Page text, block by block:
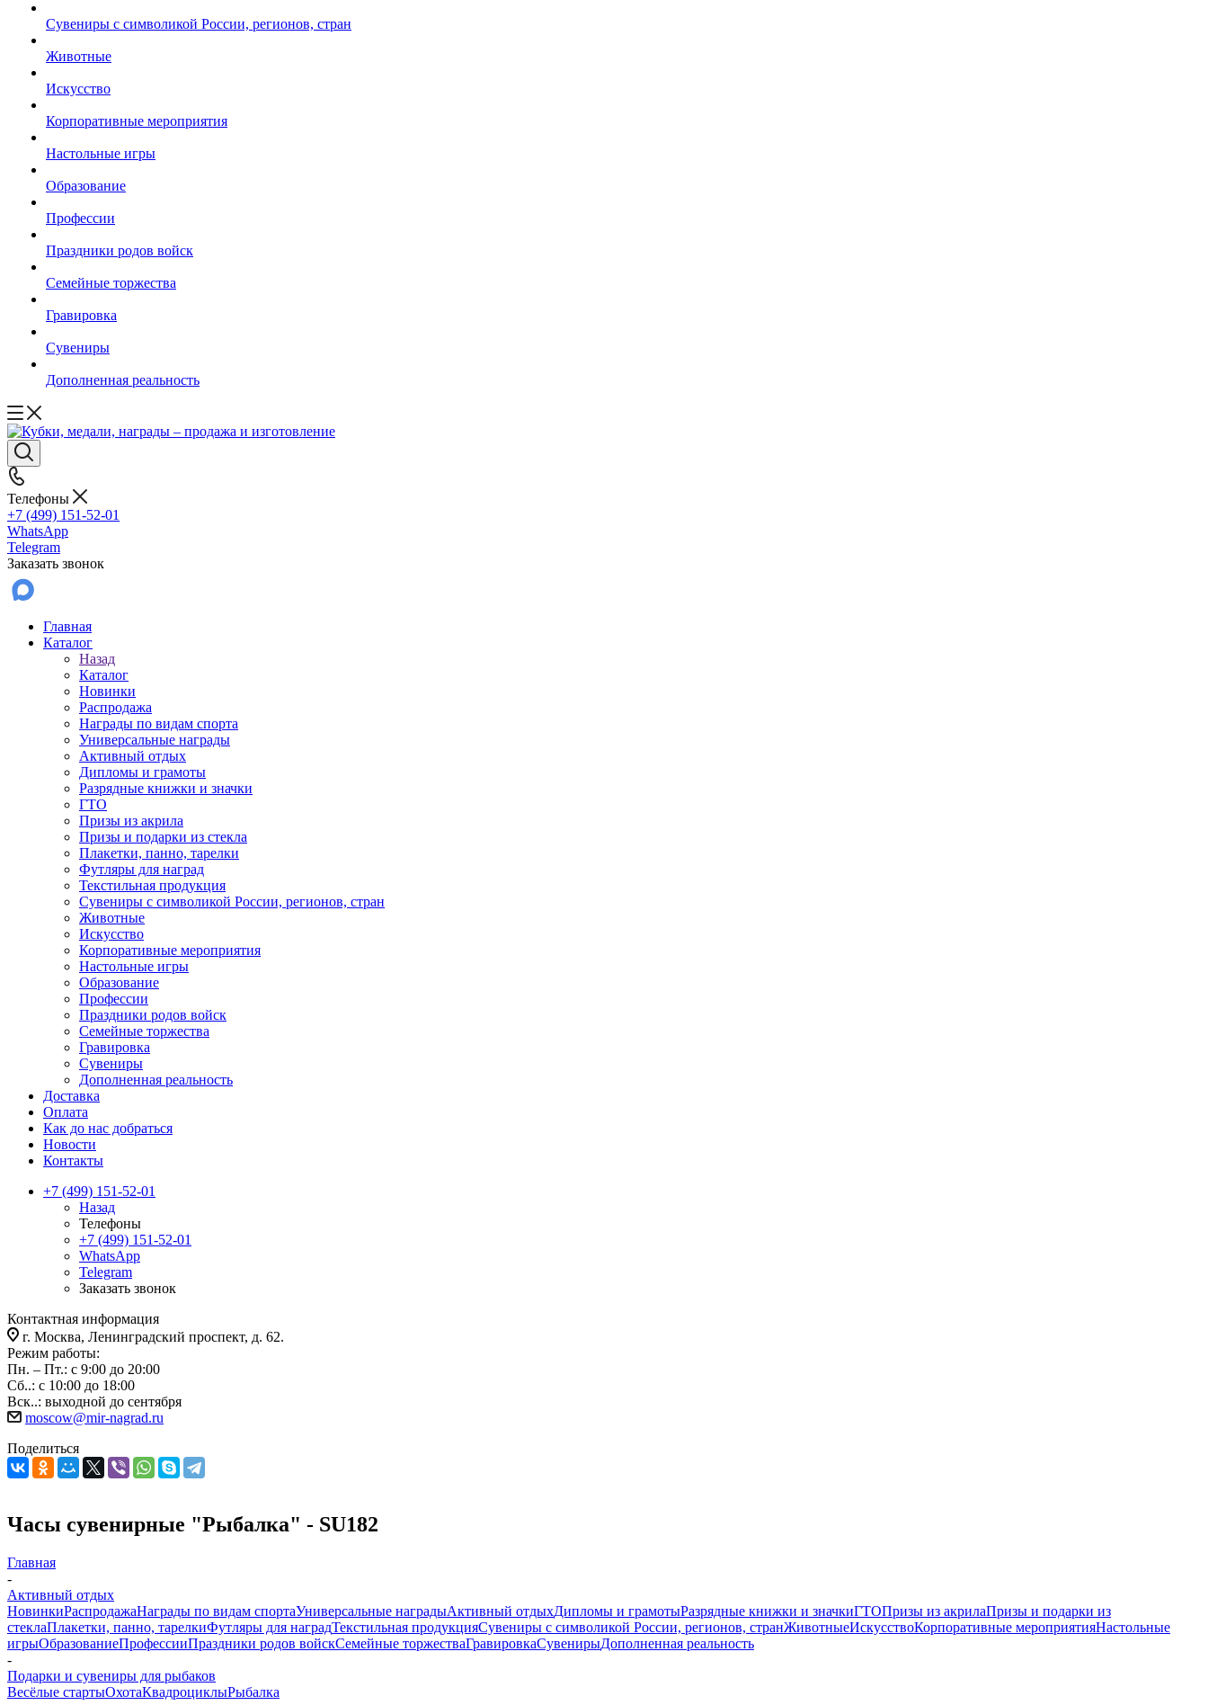
Сувениры с символикой России, регионов, стран
Животные
Искусство
Корпоративные мероприятия
Настольные игры
Образование
Профессии
Праздники родов войск
Семейные торжества
Гравировка
Сувениры
Дополненная реальность
Телефоны
+7 (499) 151-52-01
WhatsApp
Telegram
Заказать звонок
Главная
Каталог
Назад
Каталог
Новинки
Распродажа
Награды по видам спорта
Универсальные награды
Активный отдых
Дипломы и грамоты
Разрядные книжки и значки
ГТО
Призы из акрила
Призы и подарки из стекла
Плакетки, панно, тарелки
Футляры для наград
Текстильная продукция
Сувениры с символикой России, регионов, стран
Животные
Искусство
Корпоративные мероприятия
Настольные игры
Образование
Профессии
Праздники родов войск
Семейные торжества
Гравировка
Сувениры
Дополненная реальность
Доставка
Оплата
Как до нас добраться
Новости
Контакты
+7 (499) 151-52-01
Назад
Телефоны
+7 (499) 151-52-01
WhatsApp
Telegram
Заказать звонок
Контактная информация
г. Москва, Ленинградский проспект, д. 62.
Режим работы:
Пн. – Пт.: с 9:00 до 20:00
Сб..: с 10:00 до 18:00
Вск..: выходной до сентября
moscow@mir-nagrad.ru
Поделиться
Часы сувенирные "Рыбалка" - SU182
Главная
-
Активный отдых
НовинкиРаспродажаНаграды по видам спортаУниверсальные наградыАктивный отдыхДипломы и грамотыРазрядные книжки и значкиГТОПризы из акрилаПризы и подарки из
стеклаПлакетки, панно, тарелкиФутляры для наградТекстильная продукцияСувениры с символикой России, регионов, странЖивотныеИскусствоКорпоративные мероприятияНастольные
игрыОбразованиеПрофессииПраздники родов войскСемейные торжестваГравировкаСувенирыДополненная реальность
-
Подарки и сувениры для рыбаков
Весёлые стартыОхотаКвадроциклыРыбалка